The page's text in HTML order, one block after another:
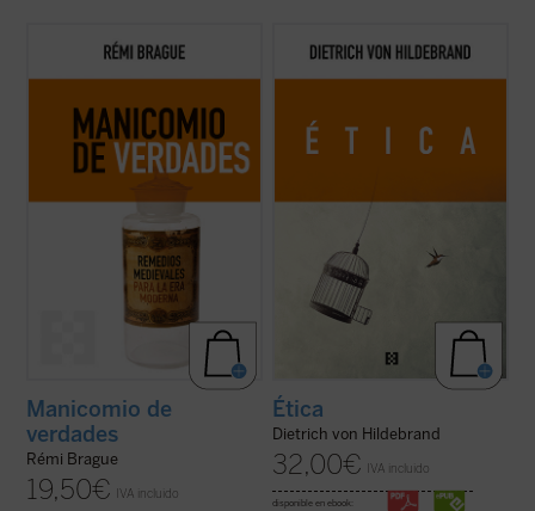
Brague se remite a nuestros antepasados
intelectuales del mundo medieval para
preservar ante la crisis moderna. «¿Qué
(ver ficha)
Manicomio de
verdades
Rémi Brague
19,50€ IVA incluido
Este libro es ya un clásico de la filosofía
moral contemporánea. Grandioso en la
cotidiana, una descripción global de ...
Ética
Dietrich von Hildebrand
32,00€ IVA incluido
disponible en ebook: